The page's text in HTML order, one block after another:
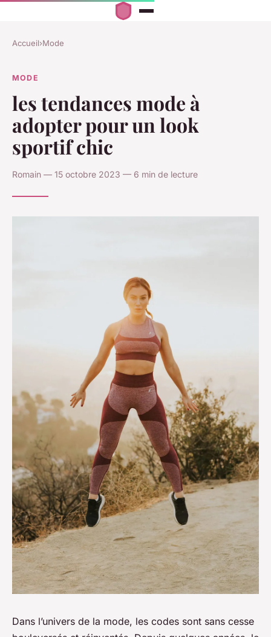
Accueil›Mode
MODE
les tendances mode à
adopter pour un look
sportif chic
Romain — 15 octobre 2023 — 6 min de lecture
Dans l’univers de la mode, les codes sont sans cesse